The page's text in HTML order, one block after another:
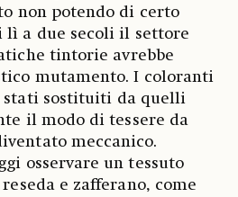
non potendo di certo
lì a due secoli il settore
tintorie avrebbe
mutamento. I coloranti
stati sostituiti da quelli
il modo di tessere da
meccanico.
osservare un tessuto
e zafferano, come